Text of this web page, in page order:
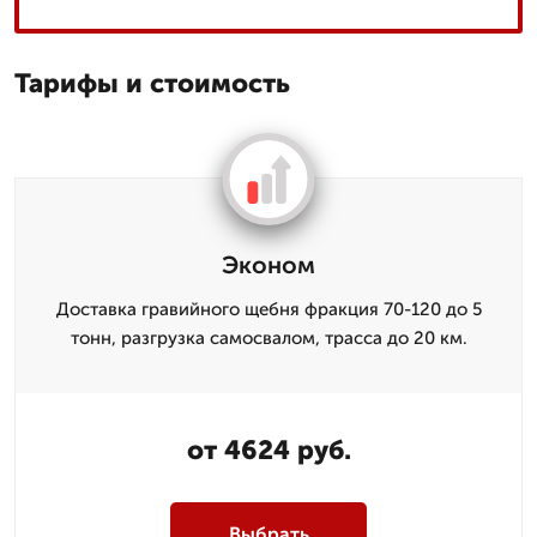
Тарифы и стоимость
Эконом
Доставка гравийного щебня фракция 70-120 до 5
тонн, разгрузка самосвалом, трасса до 20 км.
от 4624 руб.